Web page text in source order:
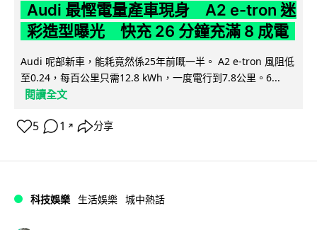
Audi 最慳電量產車現身 A2 e-tron 迷
彩造型曝光 快充 26 分鐘充滿 8 成電
Audi 呢部新車，能耗竟然係25年前嘅一半。 A2 e-tron 風阻低
至0.24，每百公里只需12.8 kWh，一度電行到7.8公里。6...
閱讀全文
5 1 ↗ 分享
科技娛樂 生活娛樂 城中熱話